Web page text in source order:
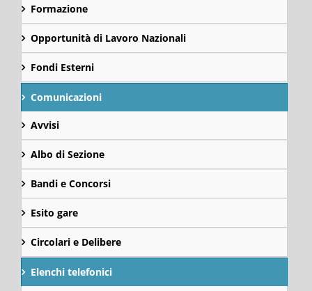
Formazione
Opportunità di Lavoro Nazionali
Fondi Esterni
Comunicazioni
Avvisi
Albo di Sezione
Bandi e Concorsi
Esito gare
Circolari e Delibere
Elenchi telefonici